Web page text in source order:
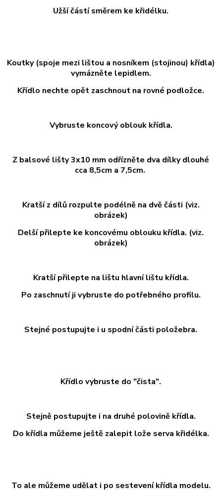
Užší částí směrem ke křidélku.
Koutky (spoje mezi lištou a nosníkem (stojinou) křídla)
vymázněte lepidlem.
Křídlo nechte opět zaschnout na rovné podložce.
Vybruste koncový oblouk křídla.
Z balsové lišty 3x10 mm odřízněte dva dílky dlouhé
cca 8,5cm a 7,5cm.
Kratší z dílů rozpulte podélně na dvě části (viz.
obrázek)
Delší přilepte ke koncovému oblouku křídla. (viz.
obrázek)
Kratší přilepte na lištu hlavní lištu křídla.
Po zaschnutí ji vybruste do potřebného profilu.
Stejné postupujte i u spodní části položebra.
Křídlo vybruste do "čista".
Stejně postupujte i na druhé polovině křídla.
Do křídla můžeme ještě zalepit lože serva křidélka.
To ale můžeme udělat i po sestevení křídla modelu.